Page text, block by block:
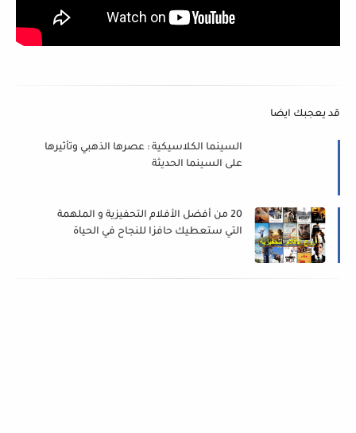
قد يعجبك ايضا
السينما الكلاسيكية : عصرها الذهبي وتأثيرها
على السينما الحديثة
20 من أفضل الأفلام التحفيزية و الملهمة
التي ستعطيك حافزا للنجاح في الحياة